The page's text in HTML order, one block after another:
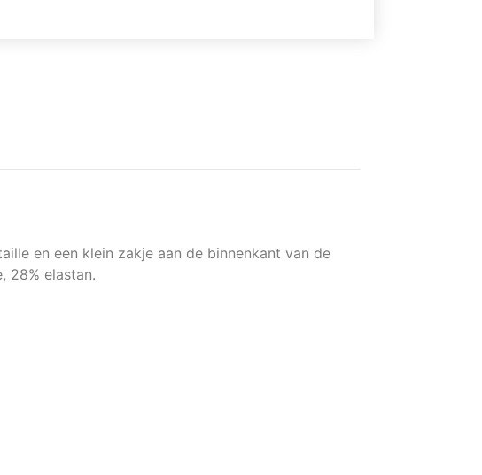
en een klein zakje aan de binnenkant van de
28% elastan.